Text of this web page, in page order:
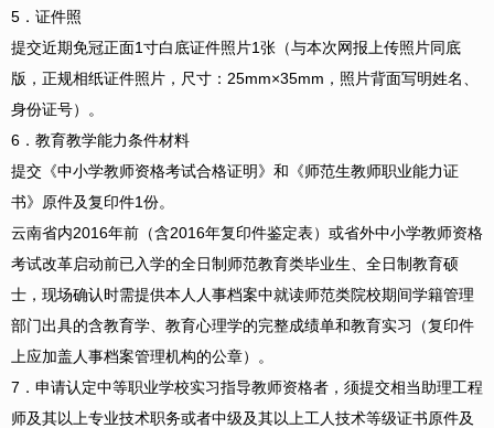
5．证件照
提交近期免冠正面1寸白底证件照片1张（与本次网报上传照片同底
版，正规相纸证件照片，尺寸：25mm×35mm，照片背面写明姓名、
身份证号）。
6．教育教学能力条件材料
提交《中小学教师资格考试合格证明》和《师范生教师职业能力证
书》原件及复印件1份。
云南省内2016年前（含2016年复印件鉴定表）或省外中小学教师资格
考试改革启动前已入学的全日制师范教育类毕业生、全日制教育硕
士，现场确认时需提供本人人事档案中就读师范类院校期间学籍管理
部门出具的含教育学、教育心理学的完整成绩单和教育实习（复印件
上应加盖人事档案管理机构的公章）。
7．申请认定中等职业学校实习指导教师资格者，须提交相当助理工程
师及其以上专业技术职务或者中级及其以上工人技术等级证书原件及